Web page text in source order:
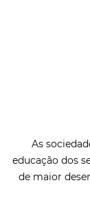
As
educação dos
de maior